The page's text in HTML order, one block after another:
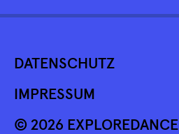
DATENSCHUTZ
IMPRESSUM
© 2026 EXPLOREDANCE